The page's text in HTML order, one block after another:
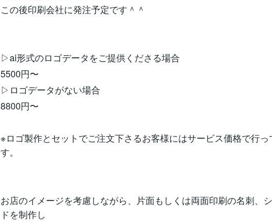
この後印刷会社に発注予定です＾＾
▷ai形式のロゴデータをご提供くださる場合
5500円〜
▷ロゴデータがない場合
8800円〜
※ロゴ製作とセットでご注文下さるお客様にはサービス価格で行っ
す。
お店のイメージを考慮しながら、片面もしくは両面印刷の名刺、
ドを制作し